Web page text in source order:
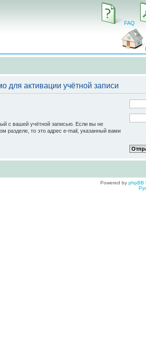
FAQ
для активации учётной записи
с вашей учётной записью. Если вы не
разделе, то это адрес e-mail, указанный вами
Powered by phpBB